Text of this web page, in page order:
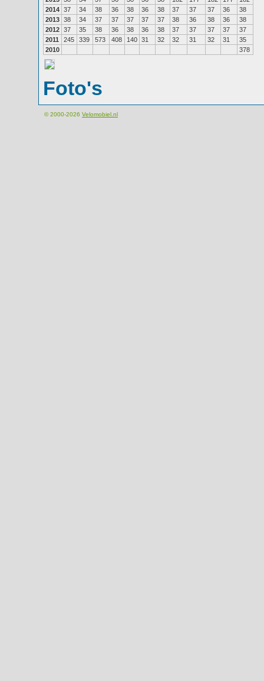
2014 37 34 38 36 38 36 38 37 37 37 36
38
2013 38 34 37 37 37 37 37 38 36 38 36
38
2012 37 35 38 36 38 36 38 37 37 37 37
37
2011
245 339 573 408 140 31 32 32 31 32 31
35
2010
378
Foto's
© 2000-2026 Velomobiel.nl